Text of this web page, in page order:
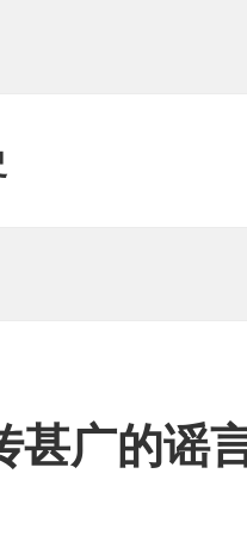
甚广的谣